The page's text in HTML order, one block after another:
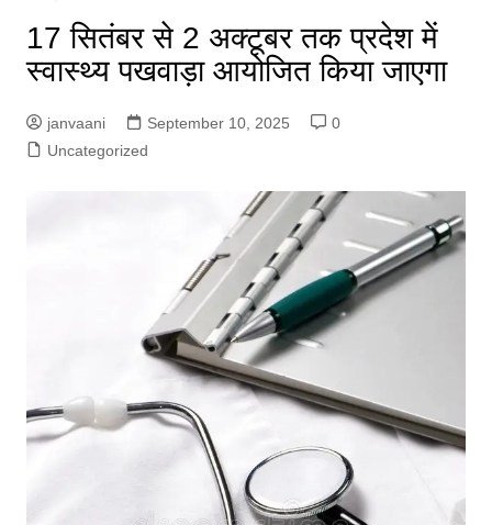
17 सितंबर से 2 अक्टूबर तक प्रदेश में
स्वास्थ्य पखवाड़ा आयोजित किया जाएगा
janvaani September 10, 2025
0
Uncategorized